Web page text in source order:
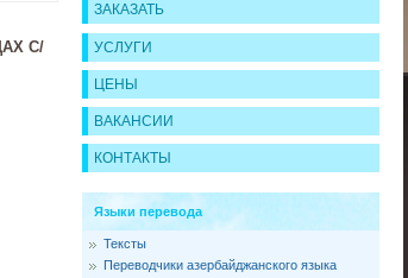
С/
ЗАКАЗАТЬ
УСЛУГИ
ЦЕНЫ
ВАКАНСИИ
КОНТАКТЫ
Языки перевода
Тексты
Переводчики азербайджанского языка